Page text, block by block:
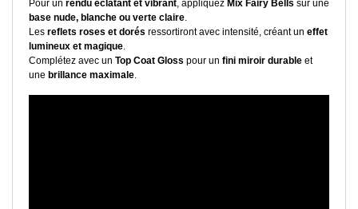
Pour un rendu éclatant et vibrant, appliquez Mix Fairy Bells sur une
base nude, blanche ou verte claire.
Les reflets roses et dorés ressortiront avec intensité, créant un effet
lumineux et magique.
Complétez avec un Top Coat Gloss pour un fini miroir durable et
une brillance maximale.